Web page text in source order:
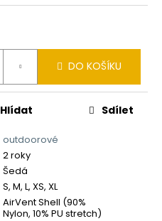
DO KOŠÍKU
outdoorové
2 roky
Šedá
S, M, L, XS, XL
AirVent Shell (90%
Nylon, 10% PU stretch)
Hlídat Sdílet